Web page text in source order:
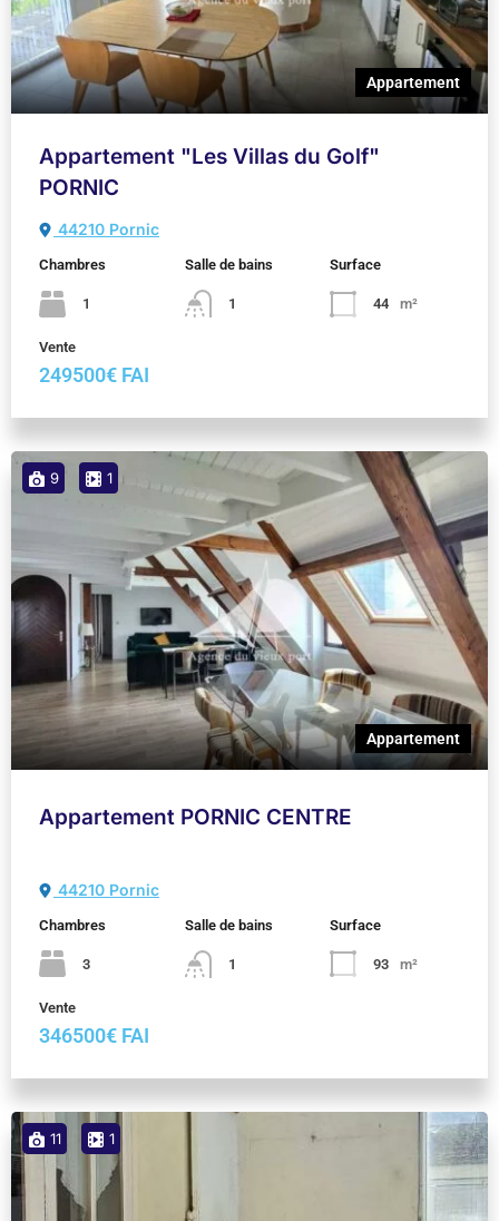
Appartement
Appartement "Les Villas du Golf"
PORNIC
44210 Pornic
Chambres
1
Salle de bains
1
Surface
44 m²
Vente
249500€ FAI
9 1
Appartement
Appartement PORNIC CENTRE
44210 Pornic
Chambres
3
Salle de bains
1
Surface
93 m²
Vente
346500€ FAI
11 1